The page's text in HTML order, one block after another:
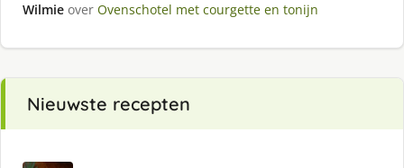
Wilmie over Ovenschotel met courgette en tonijn
Nieuwste recepten